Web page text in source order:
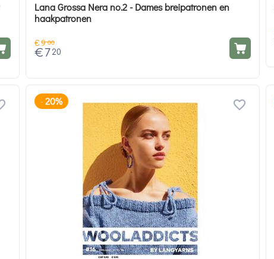
Lana Grossa Nera no.2 - Dames breipatronen en
haakpatronen
€9 00
€ 7 20
- 20%